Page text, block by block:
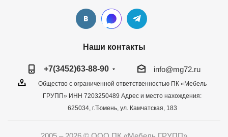
Наши контакты
+7(3452)63-88-90 info@mg72.ru
Общество с ограниченной ответственностью ПК «Мебель
ГРУПП» ИНН 7203250489 Адрес и место нахождения:
625034, г.Тюмень, ул. Камчатская, 183